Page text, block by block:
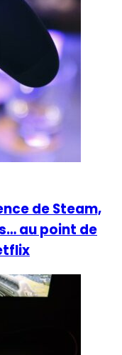
de Steam,
au point de